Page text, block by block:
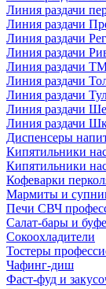
Линия раздачи
Линия раздачи
Линия раздачи
Линия раздачи
Линия раздачи
Линия раздачи
Линия раздачи
Линия раздачи
Линия раздачи
Диспенсеры
Кипятильники
Кипятильники
Кофеварки
Мармиты и
Печи СВЧ
Салат-бары и
Сокоохладители
Тостеры
Чафинг-диш
Фаст-фуд и